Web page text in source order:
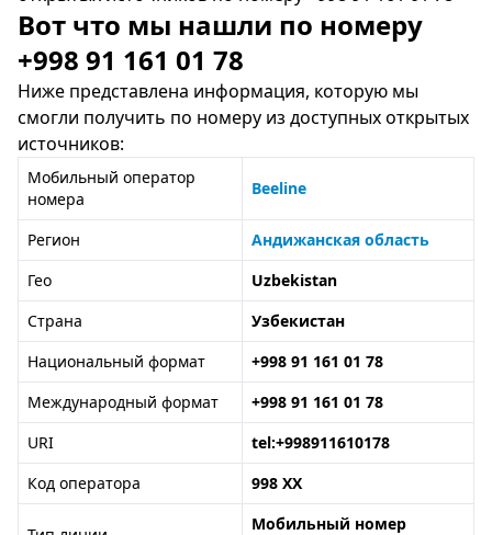
Вот что мы нашли по номеру
+998 91 161 01 78
Ниже представлена информация, которую мы
смогли получить по номеру из доступных открытых
источников:
Мобильный оператор
номера
Beeline
Регион
Андижанская область
Гео
Uzbekistan
Страна
Узбекистан
Национальный формат
+998 91 161 01 78
Международный формат
+998 91 161 01 78
URI
tel:+998911610178
Код оператора
998 XX
Мобильный номер